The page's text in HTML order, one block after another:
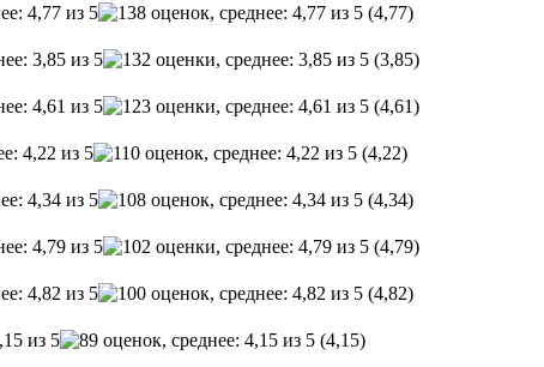
(4,77)
(3,85)
(4,61)
(4,22)
(4,34)
(4,79)
(4,82)
(4,15)